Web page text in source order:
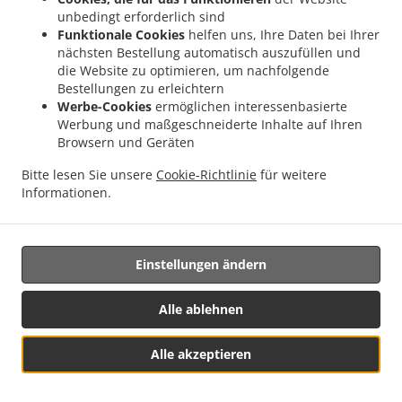
unbedingt erforderlich sind
Funktionale Cookies helfen uns, Ihre Daten bei Ihrer
nächsten Bestellung automatisch auszufüllen und
die Website zu optimieren, um nachfolgende
Bestellungen zu erleichtern
Werbe-Cookies ermöglichen interessenbasierte
Werbung und maßgeschneiderte Inhalte auf Ihren
Browsern und Geräten
Bitte lesen Sie unsere Cookie-Richtlinie für weitere
Informationen.
Alle akzeptieren
Alle ablehnen
Einstellungen ändern
Gründe für die Verarbeitung nachweist, die vor den
Interessen, Rechten und Freiheiten der betroffenen
Person Vorrang haben, oder für die Begründung,
Ausübung oder Verteidigung von Rechtsansprüchen.
14.2.
Wenn personenbezogene Daten für
Direktmarketingzwecke verarbeitet werden, hat die
Daten zu diesem Zweck jederzeit zu widersprechen,
einschließlich der Erstellung von Profilen in dem Umfang,
Widerspricht die betroffene Person der
Verarbeitung für Direktmarketingzwecke, werden die
personenbezogenen Daten für diese Zwecke nicht länger
verarbeitet. Für den Fall, dass sich die betroffene Person
die Verarbeitung personenbezogener Daten zum Zwecke
des Direktmarketings separat und ohne Verbindung zu
Menü & Bestellen